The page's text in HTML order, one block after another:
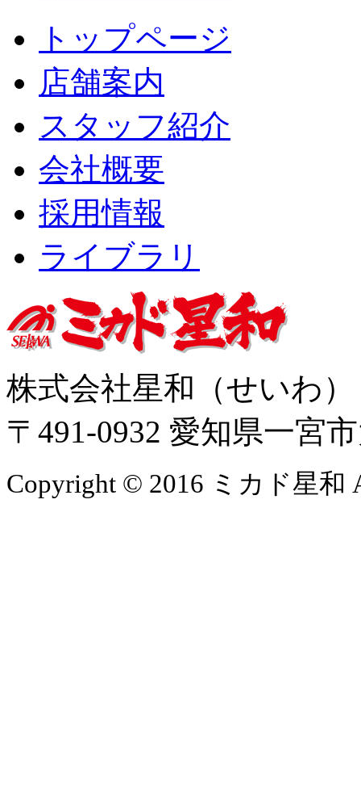
トップページ
店舗案内
スタッフ紹介
会社概要
採用情報
ライブラリ
株式会社星和（せいわ
〒491-0932 愛知県一宮
Copyright © 2016 ミカド星和